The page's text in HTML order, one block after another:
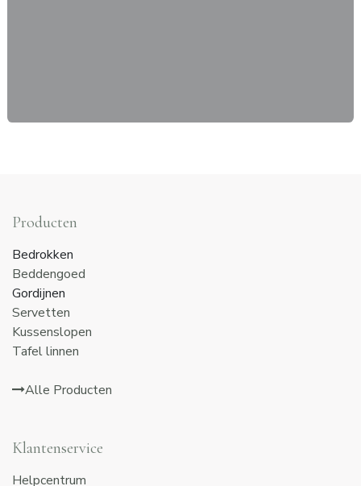
Producten
Bedrokken
Beddengoed
Gordijnen
Servetten
Kussenslopen
Tafel linnen
Alle Producten
Klantenservice
Helpcentrum